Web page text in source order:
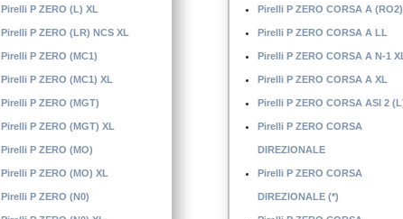
Pirelli P ZERO (L) XL
Pirelli P ZERO (LR) NCS XL
Pirelli P ZERO (MC1)
Pirelli P ZERO (MC1) XL
Pirelli P ZERO (MGT)
Pirelli P ZERO (MGT) XL
Pirelli P ZERO (MO)
Pirelli P ZERO (MO) XL
Pirelli P ZERO (N0)
Pirelli P ZERO CORSA A
Pirelli P ZERO CORSA A LL
Pirelli P ZERO CORSA A N-1
Pirelli P ZERO CORSA A XL
Pirelli P ZERO CORSA ASI 2
Pirelli P ZERO CORSA
DIREZIONALE
Pirelli P ZERO CORSA
DIREZIONALE (*)